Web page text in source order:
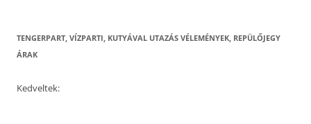
TENGERPART, VÍZPARTI, KUTYÁVAL UTAZÁS VÉLEMÉNYEK, REPÜLŐJEGY
ÁRAK
Kedveltek: